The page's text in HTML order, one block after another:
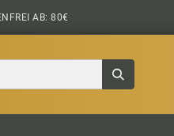
AB: 80€